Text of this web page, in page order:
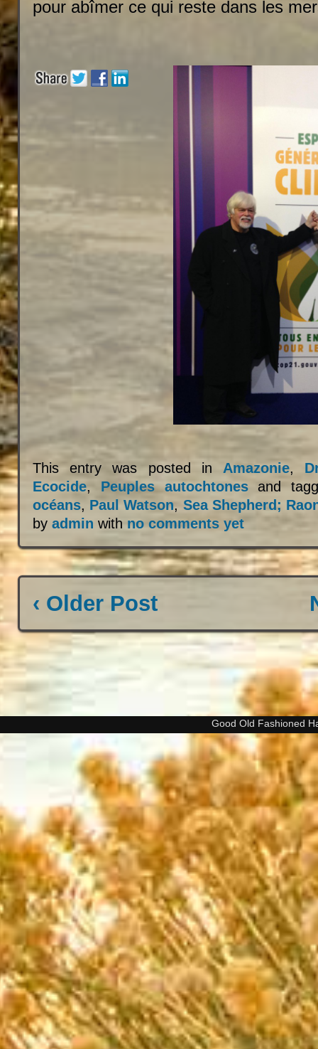
pour abîmer ce qui reste dans les
This entry was posted in Amazonie,
Ecocide, Peuples autochtonesand
océans, Paul Watson, Sea Shepherd;
byadmin with no comments yet
‹ Older Post
Good Old Fashioned